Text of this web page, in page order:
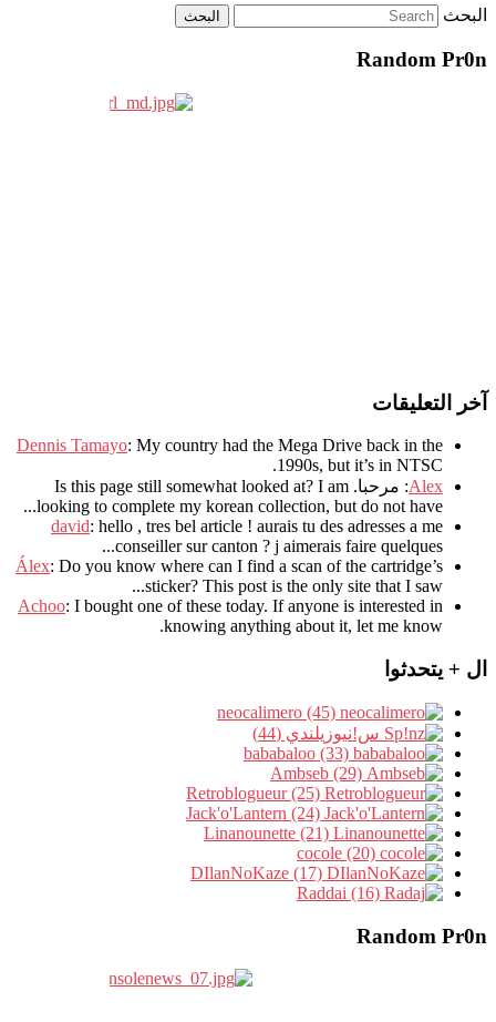
البحث
Random Pr0n
آخر التعليقات
Dennis Tamayo: My country had the Mega Drive back in the
1990s, but it’s in NTSC
.
Alex: مرحبا. Is this page still somewhat looked at? I am
looking to complete my korean collection, but do not have..
.
david: hello , tres bel article ! aurais tu des adresses a me
conseiller sur canton ? j aimerais faire quelques..
.
Álex: Do you know where can I find a scan of the cartridge’s
sticker? This post is the only site that I saw...
Achoo: I bought one of these today. If anyone is interested in
knowing anything about it, let me know.
ال + يتحدثوا
س!نيوزيلندي (44)
Random Pr0n